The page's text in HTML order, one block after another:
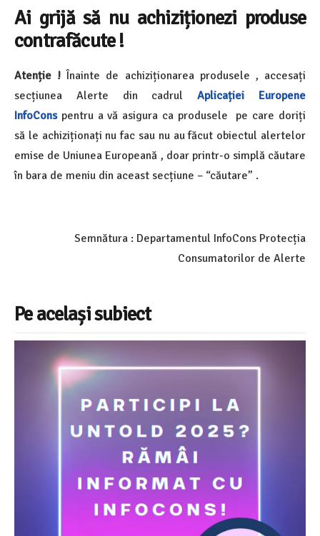
Ai grijă să nu achiziționezi produse
contrafăcute !
Atenție !Înainte de achiziționarea produsele , accesați
secțiunea Alerte din cadrulAplicației Europene
InfoConspentru a vă asigura ca produsele pe care doriți
să le achiziționați nu fac sau nu au făcut obiectul alertelor
emise de Uniunea Europeană , doar printr-o simplă căutare
în bara de meniu din aceast secțiune – “căutare” .
Semnătura : Departamentul InfoCons Protecția
Consumatorilor de Alerte
Pe același subiect